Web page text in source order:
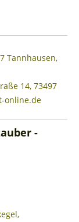
Tannhausen,
14, 73497
online.de
-